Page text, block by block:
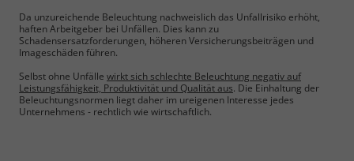
Da unzureichende Beleuchtung nachweislich das Unfallrisiko erhöht,
haften Arbeitgeber bei Unfällen. Dies kann zu
Schadensersatzforderungen, höheren Versicherungsbeiträgen und
Imageschäden führen.
Selbst ohne Unfälle wirkt sich schlechte Beleuchtung negativ auf
Leistungsfähigkeit, Produktivität und Qualität aus. Die Einhaltung der
Beleuchtungsnormen liegt daher im ureigenen Interesse jedes
Unternehmens - rechtlich wie wirtschaftlich.